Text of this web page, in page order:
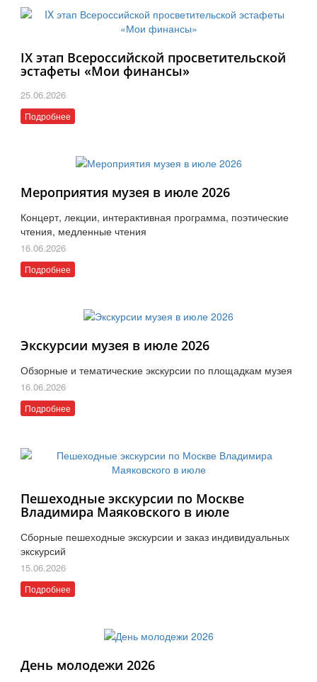
IX этап Всероссийской просветительской
эстафеты «Мои финансы»
25.06.2026
Подробнее
Мероприятия музея в июле 2026
Концерт, лекции, интерактивная программа, поэтические
чтения, медленные чтения
16.06.2026
Подробнее
Экскурсии музея в июле 2026
Обзорные и тематические экскурсии по площадкам музея
16.06.2026
Подробнее
Пешеходные экскурсии по Москве
Владимира Маяковского в июле
Сборные пешеходные экскурсии и заказ индивидуальных
экскурсий
15.06.2026
Подробнее
День молодежи 2026